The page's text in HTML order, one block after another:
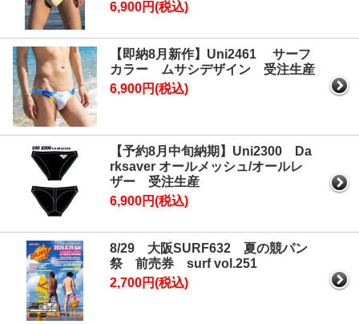
6,900円(税込)
【即納8月新作】Uni2461 サーフ
カラー ムサシデザイン 受注生産
6,900円(税込)
【予約8月中旬納期】Uni2300 Da
rksaver オールメッシュ/オールレ
ザー 受注生産
6,900円(税込)
8/29 大阪SURF632 夏の競パン
祭 前売券 surf vol.251
2,700円(税込)